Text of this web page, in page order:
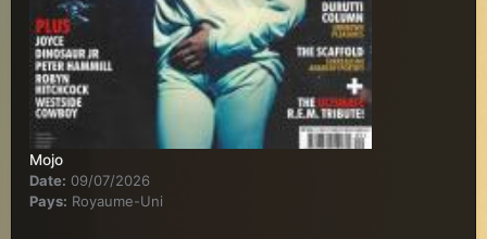
Mojo
Date: 09/07/2026
Pays: Royaume-Uni